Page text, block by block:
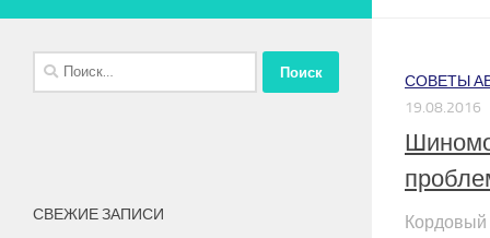
СОВЕТЫ
19.08.2016
Найти:
СВЕЖИЕ ЗАПИСИ